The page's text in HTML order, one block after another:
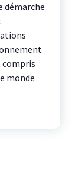
démarche
compris
monde